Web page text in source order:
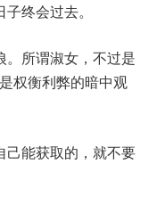
终会过去。
。所谓淑女，不过是
权衡利弊的暗中观
己能获取的，就不要